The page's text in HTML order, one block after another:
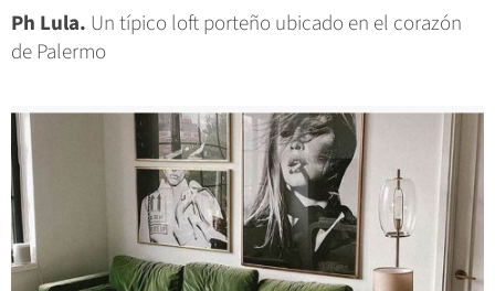
Ph Lula. Un típico loft porteño ubicado en el corazón
de Palermo